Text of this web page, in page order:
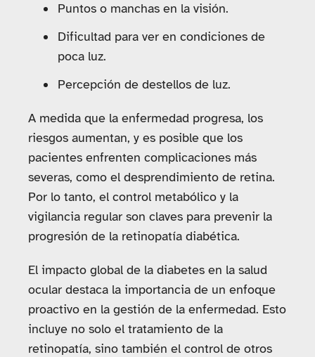
Puntos o manchas en la visión.
Dificultad para ver en condiciones de
poca luz.
Percepción de destellos de luz.
A medida que la enfermedad progresa, los
riesgos aumentan, y es posible que los
pacientes enfrenten complicaciones más
severas, como el desprendimiento de retina.
Por lo tanto, el control metabólico y la
vigilancia regular son claves para prevenir la
progresión de la retinopatía diabética.
El impacto global de la diabetes en la salud
ocular destaca la importancia de un enfoque
proactivo en la gestión de la enfermedad. Esto
incluye no solo el tratamiento de la
retinopatía, sino también el control de otros